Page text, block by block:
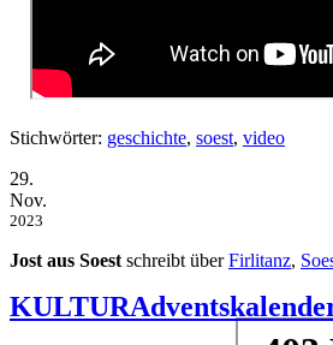
Stichwörter: geschichte, soest, video
29.
Nov.
2023
Jost aus Soest schreibt überFirlitanz,